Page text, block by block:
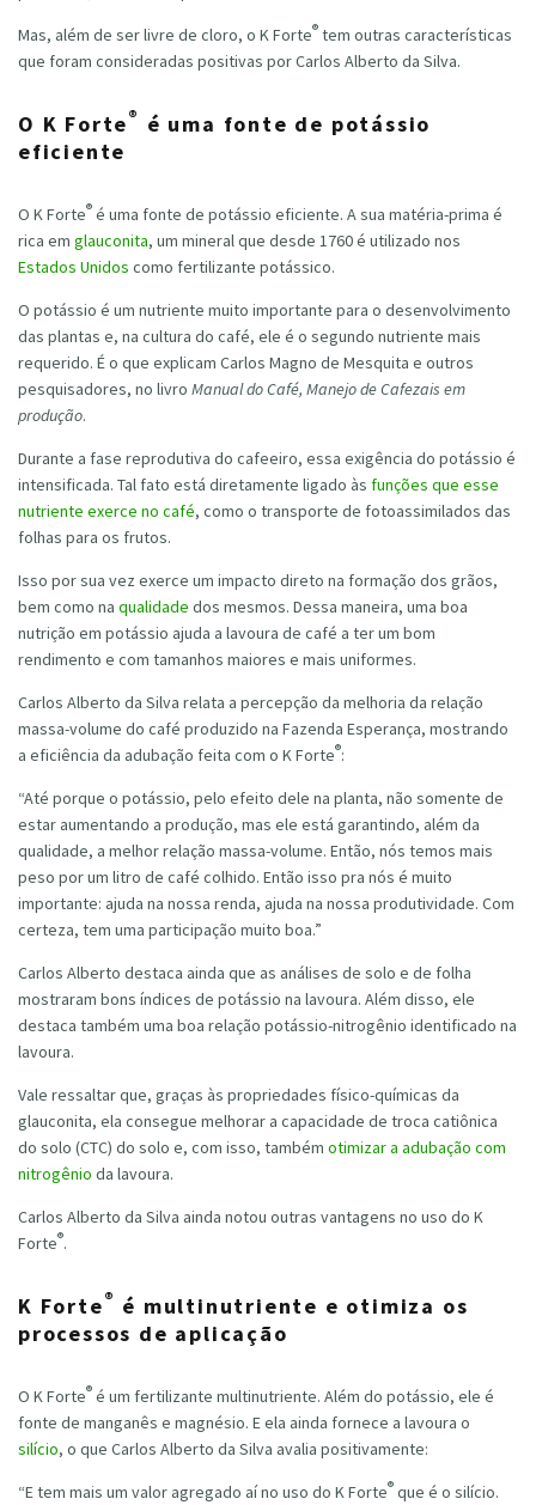
Mas, além de ser livre de cloro, o K Forte® tem outras características
que foram consideradas positivas por Carlos Alberto da Silva.
O K Forte® é uma fonte de potássio
eficiente
O K Forte® é uma fonte de potássio eficiente. A sua matéria-prima é
rica em glauconita, um mineral que desde 1760 é utilizado nos
Estados Unidos como fertilizante potássico.
O potássio é um nutriente muito importante para o desenvolvimento
das plantas e, na cultura do café, ele é o segundo nutriente mais
requerido. É o que explicam Carlos Magno de Mesquita e outros
pesquisadores, no livro Manual do Café, Manejo de Cafezais em
produção.
Durante a fase reprodutiva do cafeeiro, essa exigência do potássio é
intensificada. Tal fato está diretamente ligado às funções que esse
nutriente exerce no café, como o transporte de fotoassimilados das
folhas para os frutos.
Isso por sua vez exerce um impacto direto na formação dos grãos,
bem como na qualidade dos mesmos. Dessa maneira, uma boa
nutrição em potássio ajuda a lavoura de café a ter um bom
rendimento e com tamanhos maiores e mais uniformes.
Carlos Alberto da Silva relata a percepção da melhoria da relação
massa-volume do café produzido na Fazenda Esperança, mostrando
a eficiência da adubação feita com o K Forte®:
“Até porque o potássio, pelo efeito dele na planta, não somente de
estar aumentando a produção, mas ele está garantindo, além da
qualidade, a melhor relação massa-volume. Então, nós temos mais
peso por um litro de café colhido. Então isso pra nós é muito
importante: ajuda na nossa renda, ajuda na nossa produtividade. Com
certeza, tem uma participação muito boa.”
Carlos Alberto destaca ainda que as análises de solo e de folha
mostraram bons índices de potássio na lavoura. Além disso, ele
destaca também uma boa relação potássio-nitrogênio identificado na
lavoura.
Vale ressaltar que, graças às propriedades físico-químicas da
glauconita, ela consegue melhorar a capacidade de troca catiônica
do solo (CTC) do solo e, com isso, também otimizar a adubação com
nitrogênio da lavoura.
Carlos Alberto da Silva ainda notou outras vantagens no uso do K
Forte®.
K Forte® é multinutriente e otimiza os
processos de aplicação
O K Forte® é um fertilizante multinutriente. Além do potássio, ele é
fonte de manganês e magnésio. E ela ainda fornece a lavoura o
silício, o que Carlos Alberto da Silva avalia positivamente:
“E tem mais um valor agregado aí no uso do K Forte® que é o silício.